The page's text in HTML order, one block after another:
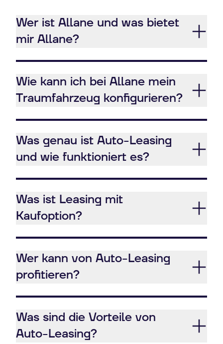
Wer ist Allane und was bietet
mir Allane?
Wie kann ich bei Allane mein
Traumfahrzeug konfigurieren?
Was genau ist Auto-Leasing
und wie funktioniert es?
Was ist Leasing mit
Kaufoption?
Wer kann von Auto-Leasing
profitieren?
Was sind die Vorteile von
Auto-Leasing?